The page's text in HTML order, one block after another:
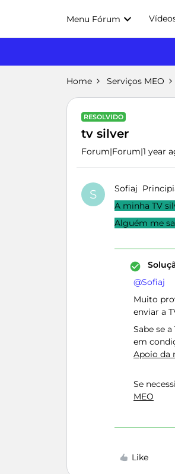
Menu Fórum
Home Serviços MEO
RESOLVIDO
tv silver
Forum|Forum|1 year
S Sofiaj
A minha TV
Alguém me
@Sofiaj
Muito
enviar a
Sabe se
em
Apoio da
Se
MEO
Like